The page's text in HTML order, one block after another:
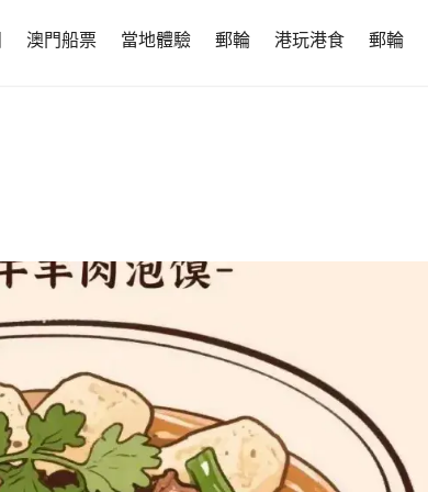
澳門船票 當地體驗 郵輪 港玩港食 郵輪